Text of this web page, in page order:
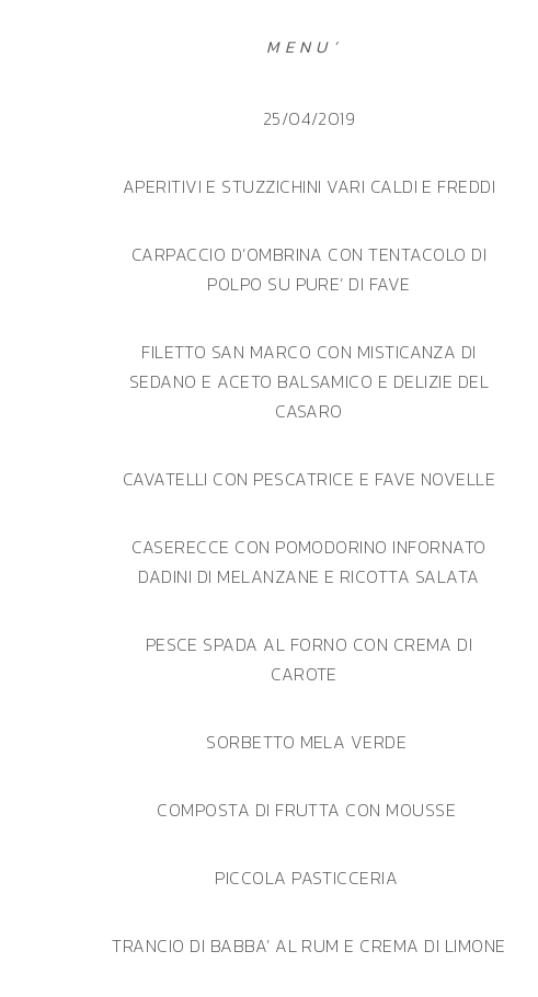
MENU’
25/04/2019
APERITIVI E STUZZICHINI VARI CALDI E FREDDI
CARPACCIO D’OMBRINA CON TENTACOLO DI
POLPO SU PURE’ DI FAVE
FILETTO SAN MARCO CON MISTICANZA DI
SEDANO E ACETO BALSAMICO E DELIZIE DEL
CASARO
CAVATELLI CON PESCATRICE E FAVE NOVELLE
CASERECCE CON POMODORINO INFORNATO
DADINI DI MELANZANE E RICOTTA SALATA
PESCE SPADA AL FORNO CON CREMA DI
CAROTE
SORBETTO MELA VERDE
COMPOSTA DI FRUTTA CON MOUSSE
PICCOLA PASTICCERIA
TRANCIO DI BABBA’ AL RUM E CREMA DI LIMONE